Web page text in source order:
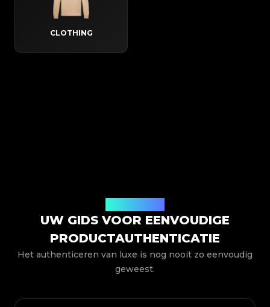
CLOTHING
UW GIDS VOOR EENVOUDIGE
PRODUCTAUTHENTICATIE
Het authenticeren van luxe is nog nooit zo eenvoudig
geweest.